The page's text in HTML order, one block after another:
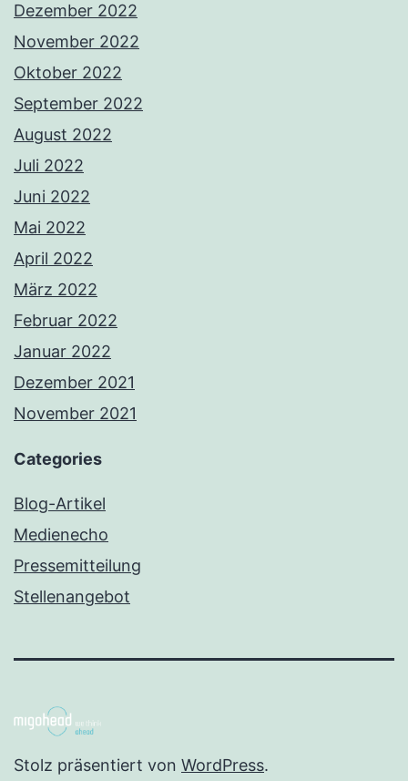
Dezember 2022
November 2022
Oktober 2022
September 2022
August 2022
Juli 2022
Juni 2022
Mai 2022
April 2022
März 2022
Februar 2022
Januar 2022
Dezember 2021
November 2021
Categories
Blog-Artikel
Medienecho
Pressemitteilung
Stellenangebot
Stolz präsentiert von WordPress.